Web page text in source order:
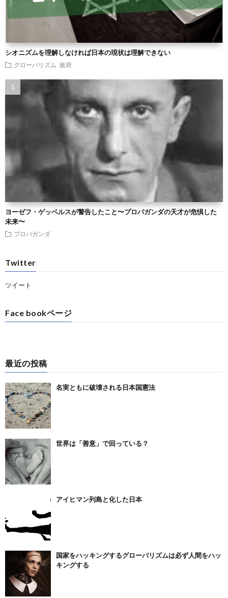
シオニズムを理解しなければ日本の現状は理解できない
グローバリズム 政府
ヨーゼフ・ゲッベルスが警告したこと〜プロパガンダの天才が危惧した
未来〜
プロパガンダ
Twitter
ツイート
Face bookページ
最近の投稿
名実ともに破壊される日本国憲法
世界は「善意」で回っている？
アイヒマン列島と化した日本
国家をハッキングするグローバリズムは必ず人間をハッ
キングする